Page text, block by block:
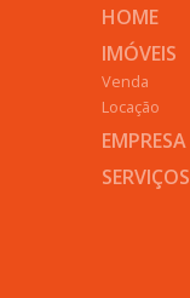
HOME
IMÓVEIS
Venda
Locação
EMPRESA
SERVIÇOS